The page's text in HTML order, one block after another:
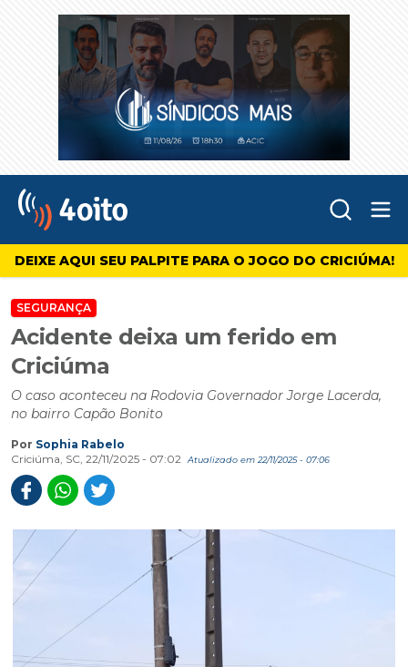
4oito
DEIXE AQUI SEU PALPITE PARA O JOGO DO CRICIÚMA!
SEGURANÇA
Acidente deixa um ferido em
Criciúma
O caso aconteceu na Rodovia Governador Jorge Lacerda,
no bairro Capão Bonito
Por Sophia Rabelo
Criciúma, SC, 22/11/2025 - 07:02
Atualizado em 22/11/2025 - 07:06